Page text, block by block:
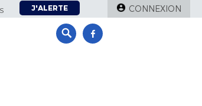
J'ALERTE CONNEXION